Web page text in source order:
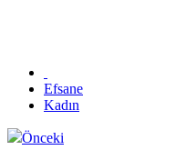
Efsane
Kadın
Önceki